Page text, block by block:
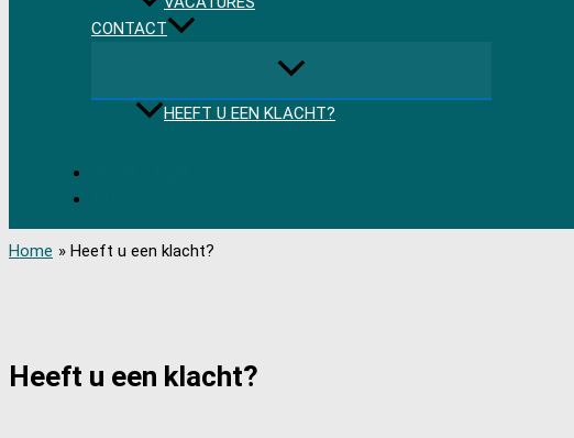
CONTACT
HEEFT U EEN KLACHT?
Home Heeft u een klacht?
Heeft u een klacht?